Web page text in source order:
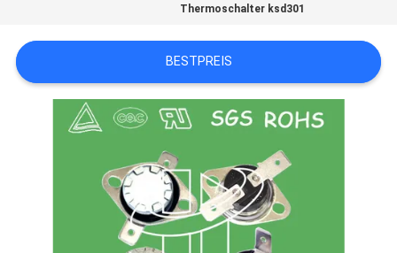
FÄLLE
SITEMAP
Thermoschalter ksd301
BESTPREIS